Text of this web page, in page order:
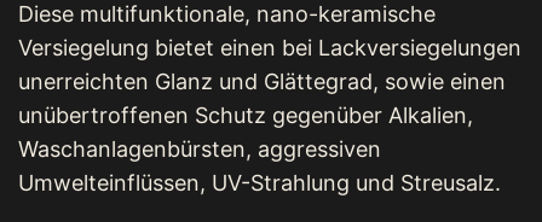
Diese multifunktionale, nano-keramische
Versiegelung bietet einen bei Lackversiegelungen
unerreichten Glanz und Glättegrad, sowie einen
unübertroffenen Schutz gegenüber Alkalien,
Waschanlagenbürsten, aggressiven
Umwelteinflüssen, UV-Strahlung und Streusalz.